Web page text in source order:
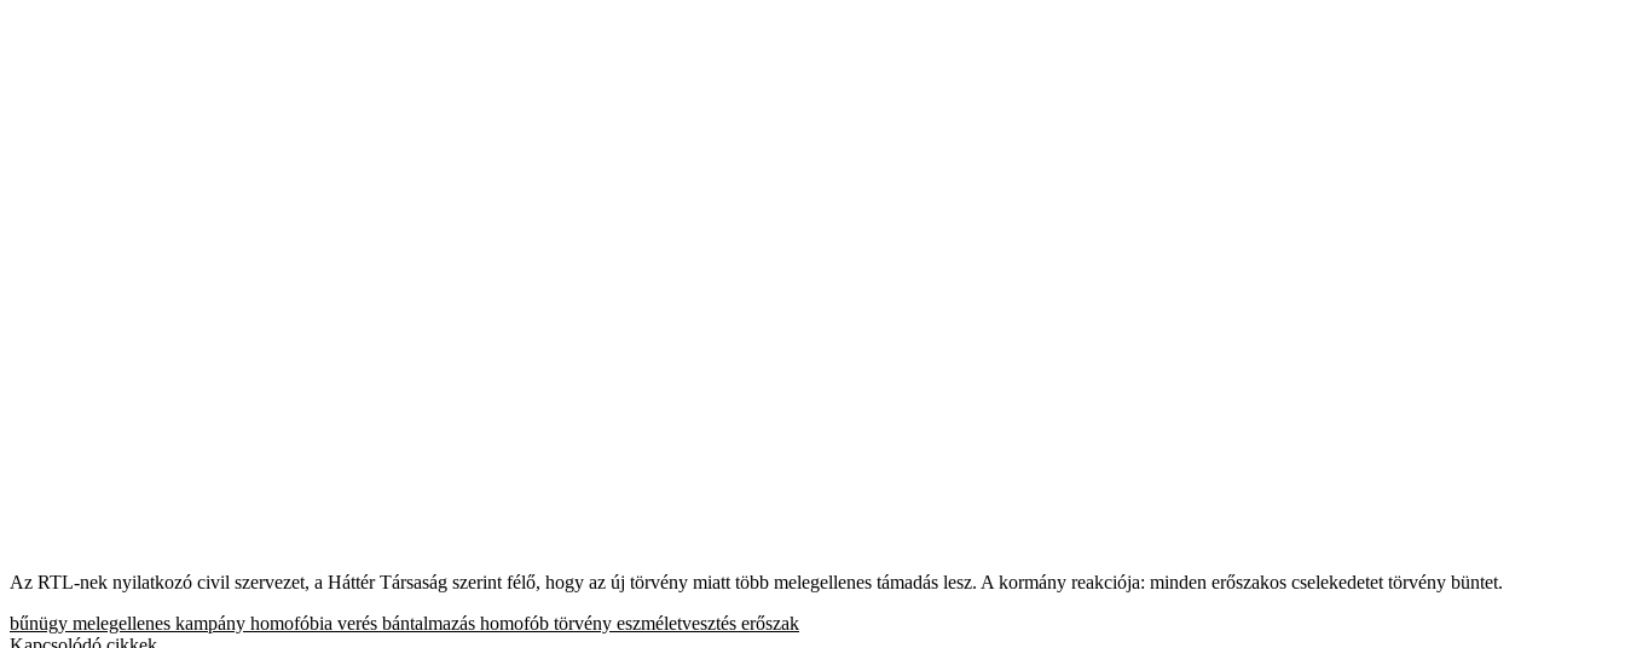
Az RTL-nek nyilatkozó civil szervezet, a Háttér Társaság szerint félő, hogy az új törvény miatt több melegellenes támadás lesz. A kormány reakciója: minden erőszakos cselekedetet törvény büntet.
bűnügy melegellenes kampány homofóbia verés bántalmazás homofób törvény eszméletvesztés erőszak